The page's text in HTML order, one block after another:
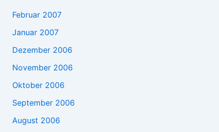
Februar 2007
Januar 2007
Dezember 2006
November 2006
Oktober 2006
September 2006
August 2006